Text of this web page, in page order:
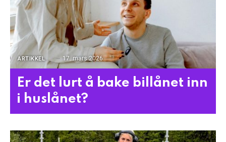
ARTIKKEL 17. mars 2026
Er det lurt å bake billånet inn
i huslånet?